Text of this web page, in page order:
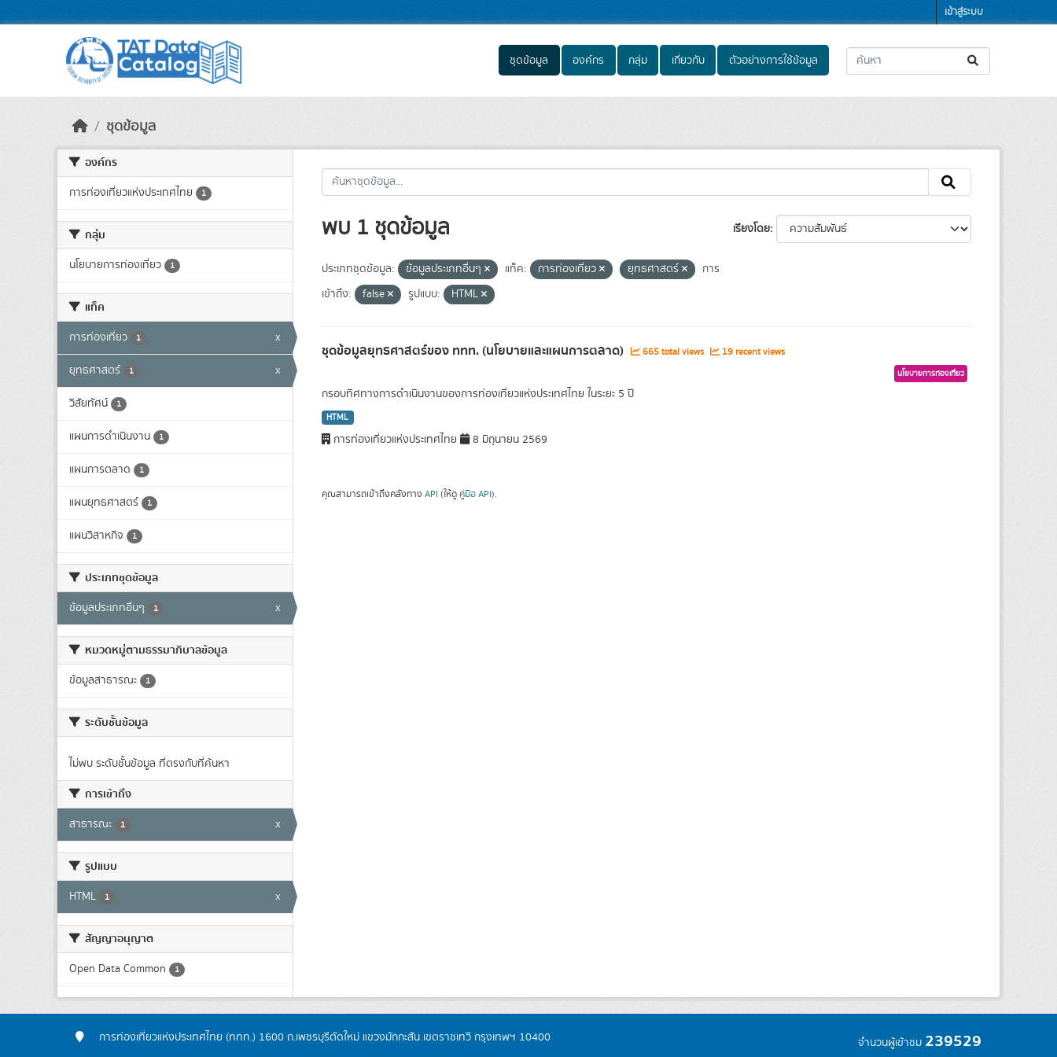
เข้าสู่ระบบ
ชุดข้อมูล องค์กร กลุ่ม เกี่ยวกับ ตัวอย่างการใช้ข้อมูล
ชุดข้อมูล
องค์กร
การท่องเที่ยวแห่งประเทศไทย 1
กลุ่ม
นโยบายการท่องเที่ยว 1
แท็ค
การท่องเที่ยว 1 x
ยุทธศาสตร์ 1 x
วิสัยทัศน์ 1
แผนการดำเนินงาน 1
แผนการตลาด 1
แผนยุทธศาสตร์ 1
แผนวิสาหกิจ 1
ประเภทชุดข้อมูล
ข้อมูลประเภทอื่นๆ 1 x
หมวดหมู่ตามธรรมาภิบาลข้อมูล
ข้อมูลสาธารณะ 1
ระดับชั้นข้อมูล
ไม่พบ ระดับชั้นข้อมูล ที่ตรงกับที่ค้นหา
การเข้าถึง
สาธารณะ 1 x
รูปแบบ
HTML 1 x
สัญญาอนุญาต
Open Data Common 1
เรียงโดย
พบ 1 ชุดข้อมูล
ประเภทชุดข้อมูล: ข้อมูลประเภทอื่นๆ แท็ค: การท่องเที่ยว ยุทธศาสตร์
การ
เข้าถึง:
false รูปแบบ: HTML
ชุดข้อมูลยุทธศาสตร์ของ ททท. (นโยบายและแผนการตลาด) 665 total views 19 recent views
นโยบายการท่องเที่ยว
กรอบทิศทางการดำเนินงานของการท่องเที่ยวแห่งประเทศไทย ในระยะ 5 ปี
HTML
การท่องเที่ยวแห่งประเทศไทย 8 มิถุนายน 2569
คุณสามารถเข้าถึงคลังทาง API (ให้ดู คู่มือ API).
การท่องเที่ยวแห่งประเทศไทย (ททท.) 1600 ถ.เพชรบุรีตัดใหม่ แขวงมักกะสัน เขตราชเทวี กรุงเทพฯ 10400 จำนวนผู้เข้าชม 239529